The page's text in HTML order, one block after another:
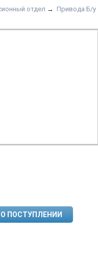
отдел → Привода Б/у
ПОСТУПЛЕНИИ